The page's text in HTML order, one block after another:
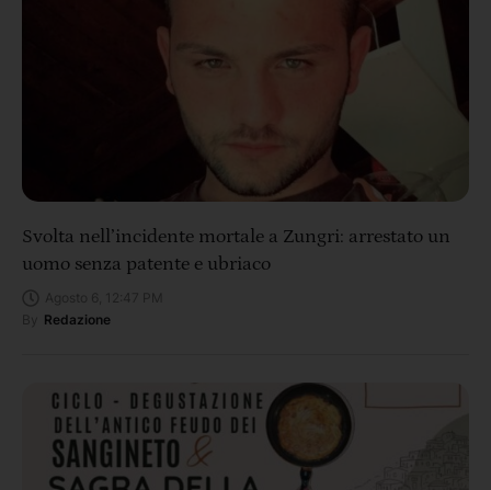
Svolta nell’incidente mortale a Zungri: arrestato un
uomo senza patente e ubriaco
Redazione